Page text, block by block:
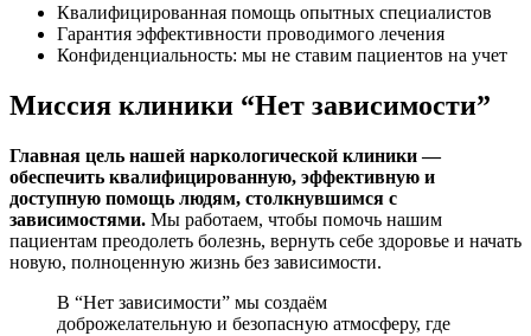
Квалифицированная помощь опытных специалистов
Гарантия эффективности проводимого лечения
Конфиденциальность: мы не ставим пациентов на учет
Миссия клиники “Нет зависимости”
Главная цель нашей наркологической клиники —
обеспечить квалифицированную, эффективную и
доступную помощь людям, столкнувшимся с
зависимостями. Мы работаем, чтобы помочь нашим
пациентам преодолеть болезнь, вернуть себе здоровье и начать
новую, полноценную жизнь без зависимости.
В “Нет зависимости” мы создаём
доброжелательную и безопасную атмосферу, где